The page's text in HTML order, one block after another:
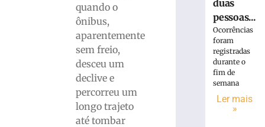
quando o
ônibus,
aparentemente
sem freio,
desceu um
declive e
percorreu um
longo trajeto
até tombar
mulher
colide
carro
contra
poste
Itapema
duas
pessoas...
Ocorrências
foram
registradas
durante o
fim de
semana
Ler mais
»